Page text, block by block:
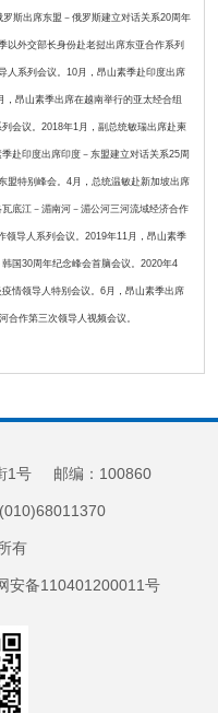
斯出席东盟－俄罗斯建立对话关系20周年
以外交部长身份赴老挝出席东亚合作系列
人系列会议。10月，昂山素季赴印度出席
昂山素季出席在越南举行的亚太经合组
会议。2018年1月，副总统敏瑞出席赴柬
赴印度出席印度－东盟建立对话关系25周
盟特别峰会。4月，总统温敏赴新加坡出席
底江－湄南河－湄公河三河流域经济合作
领导人系列会议。2019年11月，昂山素季
国30周年纪念峰会首脑会议。2020年4
情领导人特别会议。6月，昂山素季出席
作第三次领导人视频会议。
1号 邮编：100860
有
备110401200011号